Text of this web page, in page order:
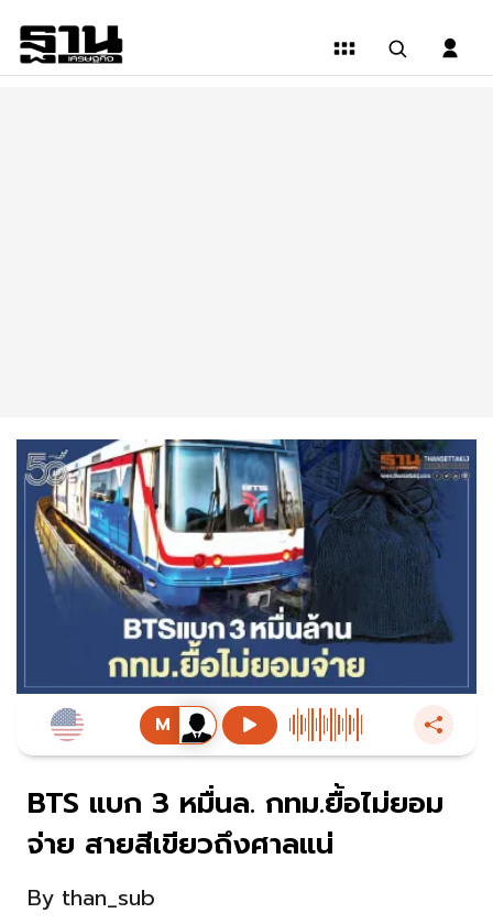
BTS แบก 3 หมื่นล. กทม.ยื้อไม่ยอม
จ่าย สายสีเขียวถึงศาลแน่
By than_sub